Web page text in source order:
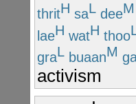
thritH saL deeM
laeH watH thoo
graL buaanM
activism